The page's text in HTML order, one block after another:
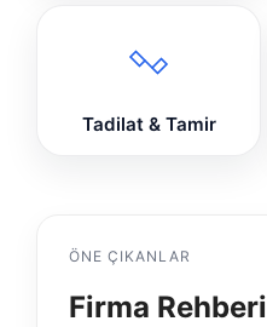
Tadilat & Tamir
ÖNE ÇIKANLAR
Firma Rehberi